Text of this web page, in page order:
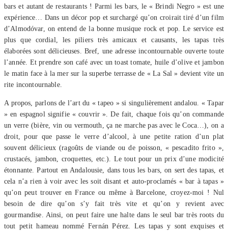
bars et autant de restaurants ! Parmi les bars, le « Brindi Negro » est une
expérience… Dans un décor pop et surchargé qu’on croirait tiré d’un film
d’Almodóvar, on entend de la bonne musique rock et pop. Le service est
plus que cordial, les piliers très amicaux et causants, les tapas très
élaborées sont délicieuses. Bref, une adresse incontournable ouverte toute
l’année. Et prendre son café avec un toast tomate, huile d’olive et jambon
le matin face à la mer sur la superbe terrasse de « La Sal » devient vite un
rite incontournable.
A propos, parlons de l’art du « tapeo » si singulièrement andalou. « Tapar
» en espagnol signifie « couvrir ». De fait, chaque fois qu’on commande
un verre (bière, vin ou vermouth, ça ne marche pas avec le Coca…), on a
droit, pour que passe le verre d’alcool, à une petite ration d’un plat
souvent délicieux (ragoûts de viande ou de poisson, « pescadito frito »,
crustacés, jambon, croquettes, etc.). Le tout pour un prix d’une modicité
étonnante. Partout en Andalousie, dans tous les bars, on sert des tapas, et
cela n’a rien à voir avec les soit disant et auto-proclamés « bar à tapas »
qu’on peut trouver en France ou même à Barcelone, croyez-moi ! Nul
besoin de dire qu’on s’y fait très vite et qu’on y revient avec
gourmandise. Ainsi, on peut faire une halte dans le seul bar très roots du
tout petit hameau nommé Fernán Pérez. Les tapas y sont exquises et